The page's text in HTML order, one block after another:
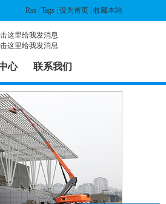
Rss Tags 设为首页 收藏本站
心 联系我们